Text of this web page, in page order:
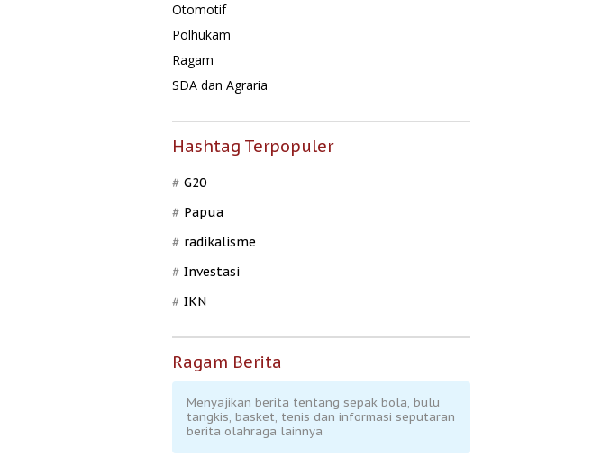
Otomotif
Polhukam
Ragam
SDA dan Agraria
Hashtag Terpopuler
G20
Papua
radikalisme
Investasi
IKN
Ragam Berita
Menyajikan berita tentang sepak bola, bulu
tangkis, basket, tenis dan informasi seputaran
berita olahraga lainnya